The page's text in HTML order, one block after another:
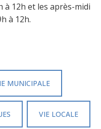
à 12h et les après-midi
à 12h.
MUNICIPALE
VIE LOCALE